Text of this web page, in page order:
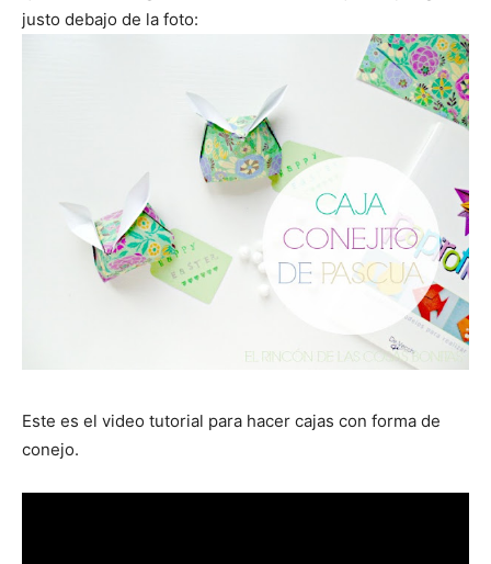
justo debajo de la foto:
Este es el video tutorial para hacer cajas con forma de
conejo.